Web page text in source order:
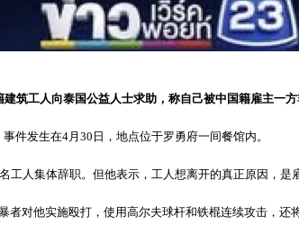
筑工人向泰国公益人士求助，称自己被中国籍雇主一
件发生在4月30日，地点位于罗勇府一间餐馆内。
工人集体辞职。但他表示，工人想离开的真正原因，
者对他实施殴打，使用高尔夫球杆和铁棍连续攻击，